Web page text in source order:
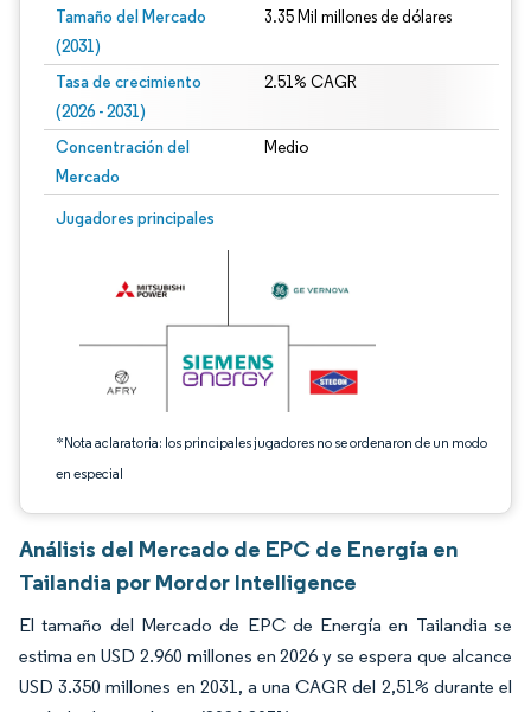
Tamaño del Mercado
(2031)
3.35 Mil millones de dólares
Tasa de crecimiento
(2026 - 2031)
2.51% CAGR
Concentración del
Mercado
Medio
Jugadores principales
*Nota aclaratoria: los principales jugadores no se ordenaron de un modo
en especial
Imagen © Mordor Intelligence. El uso requiere atribución según CC BY 4.0.
Análisis del Mercado de EPC de Energía en
Tailandia por Mordor Intelligence
El tamaño del Mercado de EPC de Energía en Tailandia se
estima en USD 2.960 millones en 2026 y se espera que alcance
USD 3.350 millones en 2031, a una CAGR del 2,51% durante el